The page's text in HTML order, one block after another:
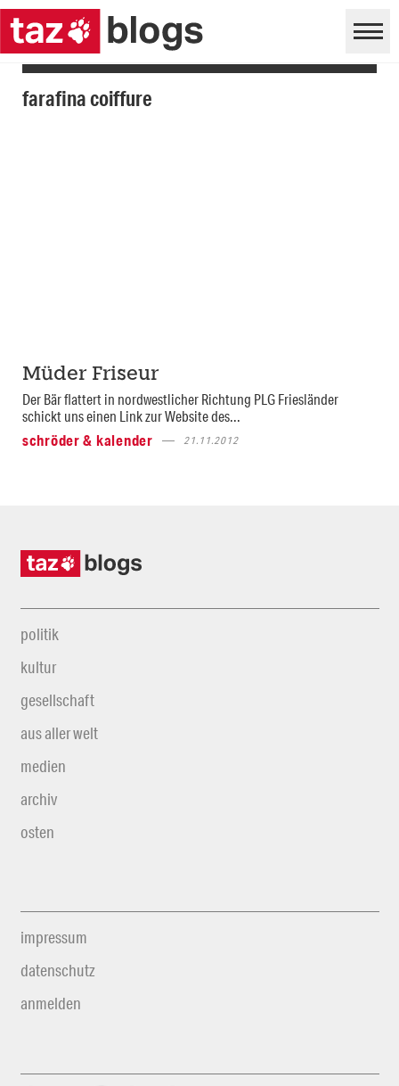
farafina coiffure
Müder Friseur
Der Bär flattert in nordwestlicher Richtung PLG Friesländer
schickt uns einen Link zur Website des...
schröder & kalender
21.11.2012
politik
kultur
gesellschaft
aus aller welt
medien
archiv
osten
impressum
datenschutz
anmelden